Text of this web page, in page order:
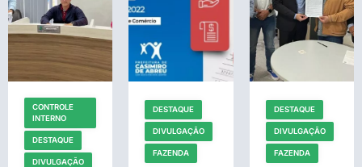
CONTROLE
INTERNO
DESTAQUE
DIVULGAÇÃO
DESTAQUE
DIVULGAÇÃO
FAZENDA
DESTAQUE
DIVULGAÇÃO
FAZENDA